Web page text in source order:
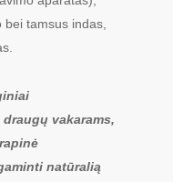
tamsus indas,
vakarams,
natūralią